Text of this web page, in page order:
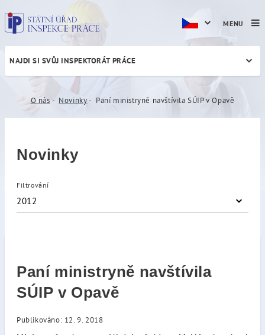
Paní ministryně navštívila
NAJDI SI SVŮJ INSPEKTORÁT PRÁCE
O nás Novinky Paní ministryně navštívila SÚIP v Opavě
Novinky
Filtrování
2012
Paní ministryně navštívila
SÚIP v Opavě
Publikováno: 12. 9. 2018
MENU